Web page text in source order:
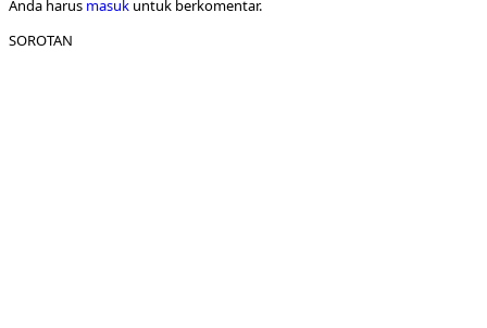
Anda harus masuk untuk berkomentar.
SOROTAN